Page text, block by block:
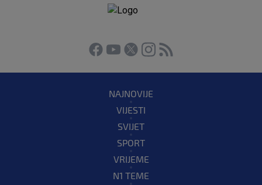
NAJNOVIJE
VIJESTI
SVIJET
SPORT
VRIJEME
N1 TEME